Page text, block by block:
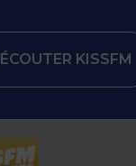
ÉCOUTER KISSFM